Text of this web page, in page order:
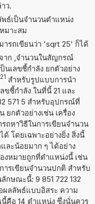
ว.
ธ์เป็นจำนวนตำแหน่ง
มาะสม
รถเขียนว่า 'sqrt 25' ก็ได้
าก ,จำนวนในสัญกรณ์
เลขชี้กำลัง ยกตัวอย่าง
21 สำหรับรูปแบบการนำ
ขชี้กำลัง ในที่นี้ 21 และ
571 5 สำหรับอุปกรณ์ที่
ยกตัวอย่างเช่น เครื่อง
ถหาวิธีในการเขียนจำนวน
ได้ โดยเฉพาะอย่างยิ่ง สิ่งนี้
ละน้อยมาก ๆ ได้อย่าง
งหมายถูกที่ตำแหน่งนี้ เช่น
รเขียนจำนวนปกติ สำหรับ
กษณะนี้: 9 851 722 132
ผลลัพธ์แบบอิสระ ความ
คือ 14 ตำแหน่ง ซึ่งนั่นควร